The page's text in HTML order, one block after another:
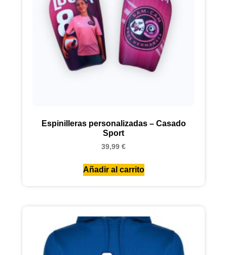
Espinilleras personalizadas – Casado
Sport
39,99 €
Añadir al carrito